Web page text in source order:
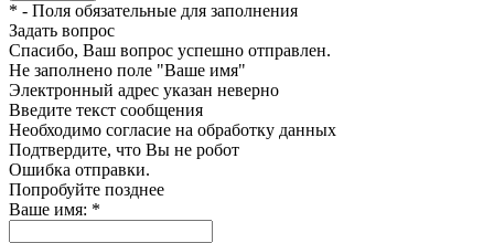
* - Поля обязательные для заполнения
Задать вопрос
Спасибо, Ваш вопрос успешно отправлен.
Не заполнено поле "Ваше имя"
Электронный адрес указан неверно
Введите текст сообщения
Необходимо согласие на обработку данных
Подтвердите, что Вы не робот
Ошибка отправки.
Попробуйте позднее
Ваше имя: *